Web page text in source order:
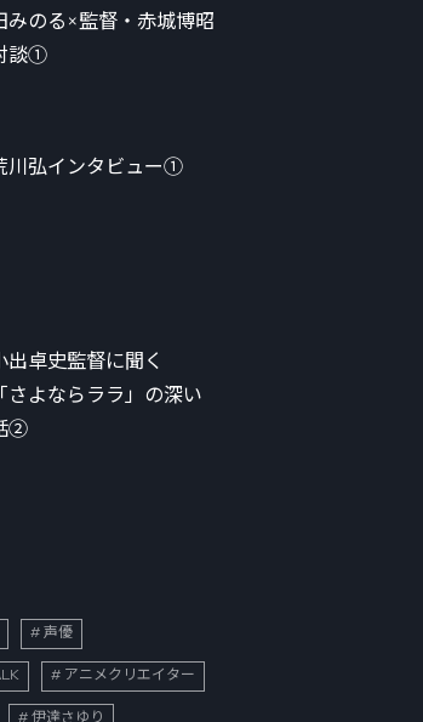
みのる×監督・赤城博昭
談①
川弘インタビュー①
出卓史監督に聞く
「さよならララ」の深い
②
声優
アニメクリエイター
伊達さゆり